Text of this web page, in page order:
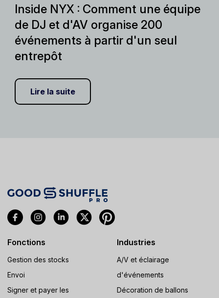
Inside NYX : Comment une équipe
de DJ et d'AV organise 200
événements à partir d'un seul
entrepôt
Lire la suite
Fonctions
Gestion des stocks
Envoi
Signer et payer les
Industries
A/V et éclairage
d'événements
Décoration de ballons